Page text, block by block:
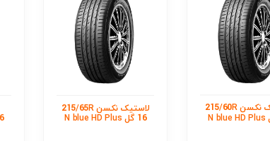
لاستیک نکسن 215/60R لاستیک نکسن 215/65R
16 گل N blue HD Plus